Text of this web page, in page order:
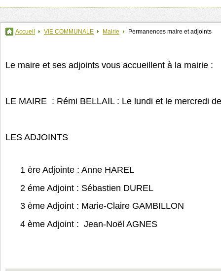
Accueil VIE COMMUNALE Mairie Permanences maire et adjoints
Le maire et ses adjoints vous accueillent à la mairie :
LE MAIRE : Rémi BELLAIL : Le lundi et le mercredi
LES ADJOINTS
1 ère Adjointe : Anne
2 éme Adjoint : Sébastien DUREL Le
3 ème Adjoint : Marie-Claire
4 ème Adjoint : Jean-Noël